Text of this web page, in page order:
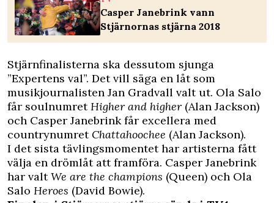
Casper Janebrink vann
Stjärnornas stjärna 2018
Stjärnfinalisterna ska dessutom sjunga
”Expertens val”. Det vill säga en låt som
musikjournalisten Jan Gradvall valt ut. Ola Salo
får soulnumretHigher and higher (Alan Jackson)
och Casper Janebrink får excellera med
countrynumret Chattahoochee (Alan Jackson).
I det sista tävlingsmomentet har artisterna fått
välja en drömlåt att framföra. Casper Janebrink
har valtWe are the champions (Queen) och Ola
Salo Heroes (David Bowie).